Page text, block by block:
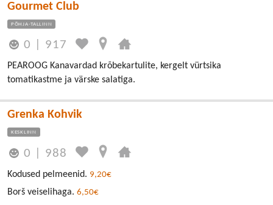
Gourmet Club
PÕHJA-TALLINN
0 917
PEAROOG Kanavardad krõbekartulite, kergelt vürtsika
tomatikastme ja värske salatiga.
Grenka Kohvik
KESKLINN
0 988
Kodused pelmeenid. 9,20€
Borš veiselihaga. 6,50€